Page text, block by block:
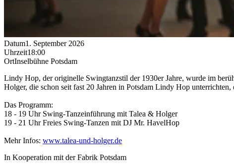
Datum1. September 2026
Uhrzeit18:00
OrtInselbühne Potsdam
Lindy Hop, der originelle Swingtanzstil der 1930er Jahre, wurde im
Holger, die schon seit fast 20 Jahren in Potsdam Lindy Hop
Das Programm:
18 - 19 Uhr Swing-Tanzeinführung mit Talea & Holger
19 - 21 Uhr Freies Swing-Tanzen mit DJ Mr. HavelHop
Mehr Infos: www.talea-und-holger.de
In Kooperation mit der Fabrik Potsdam